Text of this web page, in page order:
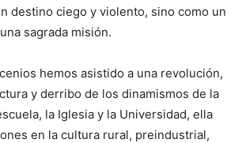
destino ciego y violento, sino como un
sagrada misión.
hemos asistido a una revolución,
y derribo de los dinamismos de la
la Iglesia y la Universidad, ella
en la cultura rural, preindustrial,